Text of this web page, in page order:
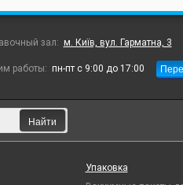
зал: м. Київ, вул. Гарматна, 3
работы: пн-пт с 9:00 до 17:00
Найти
Упаковка